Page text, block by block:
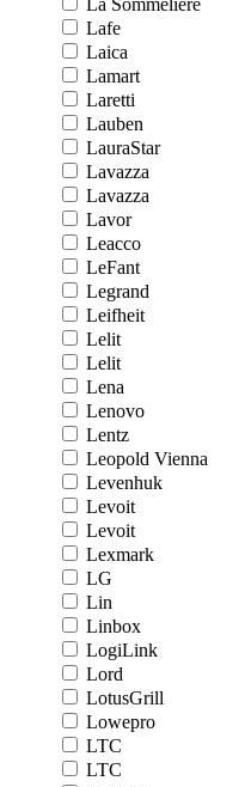
La Sommeliere
Lafe
Laica
Lamart
Laretti
Lauben
LauraStar
Lavazza
Lavazza
Lavor
Leacco
LeFant
Legrand
Leifheit
Lelit
Lelit
Lena
Lenovo
Lentz
Leopold Vienna
Levenhuk
Levoit
Levoit
Lexmark
LG
Lin
Linbox
LogiLink
Lord
LotusGrill
Lowepro
LTC
LTC